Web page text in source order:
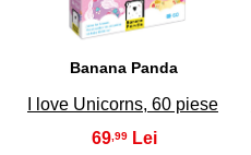
Banana Panda
I love Unicorns, 60 piese
69,99